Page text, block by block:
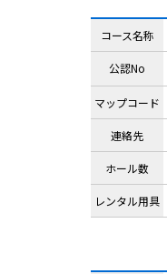
コース名称
公認No
マップコード
連絡先
ホール数
レンタル用具